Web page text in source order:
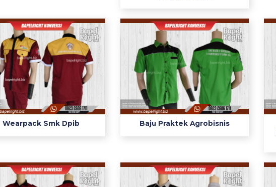
Wearpack Smk Dpib Baju Praktek Agrobisnis